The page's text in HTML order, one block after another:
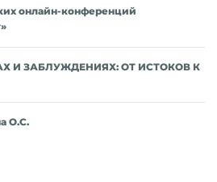
онлайн-конференций
И ЗАБЛУЖДЕНИЯХ: ОТ ИСТОКОВ К
О.С.